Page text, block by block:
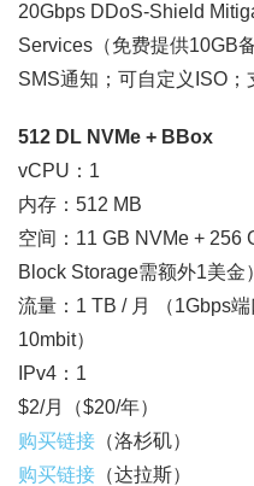
20Gbps DDoS-Shield
Services（免费提供10GB
SMS通知；可自定义ISO；
512 DL NVMe + BBox
vCPU：1
内存：512 MB
空间：11 GB NVMe + 256
Block Storage需额外1美金）
流量：1 TB / 月 （1Gbps
10mbit）
IPv4：1
$2/月（$20/年）
购买链接 （洛杉矶）
购买链接 （达拉斯）